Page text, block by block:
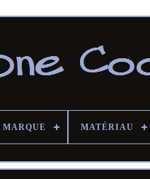
MARQUE MATÉRIAU